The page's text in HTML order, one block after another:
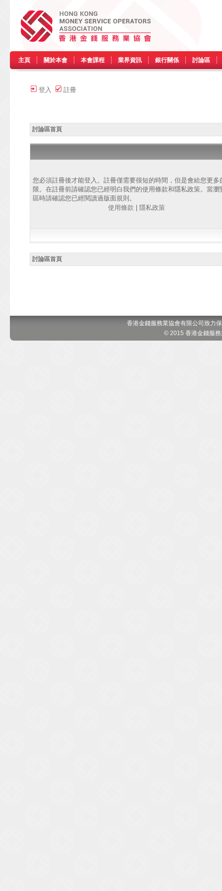
主頁 關於本會 本會課程 業界資訊 銀行關係 討論區
登入 註冊
討論區首頁
您必須註冊後才能登入。註冊僅需要很短的時間，但是會給您更多
限。在註冊前請確認您已經明白我們的使用條款和隱私政策。當瀏
區時請確認您已經閱讀過版面規則。
使用條款
隱私政策
討論區首頁
香港金錢服務業協會有限公司致力
© 2015 香港金錢服